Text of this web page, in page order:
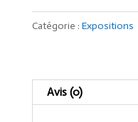
guidée
Expo
Catégorie : Expositions
Avis (0)